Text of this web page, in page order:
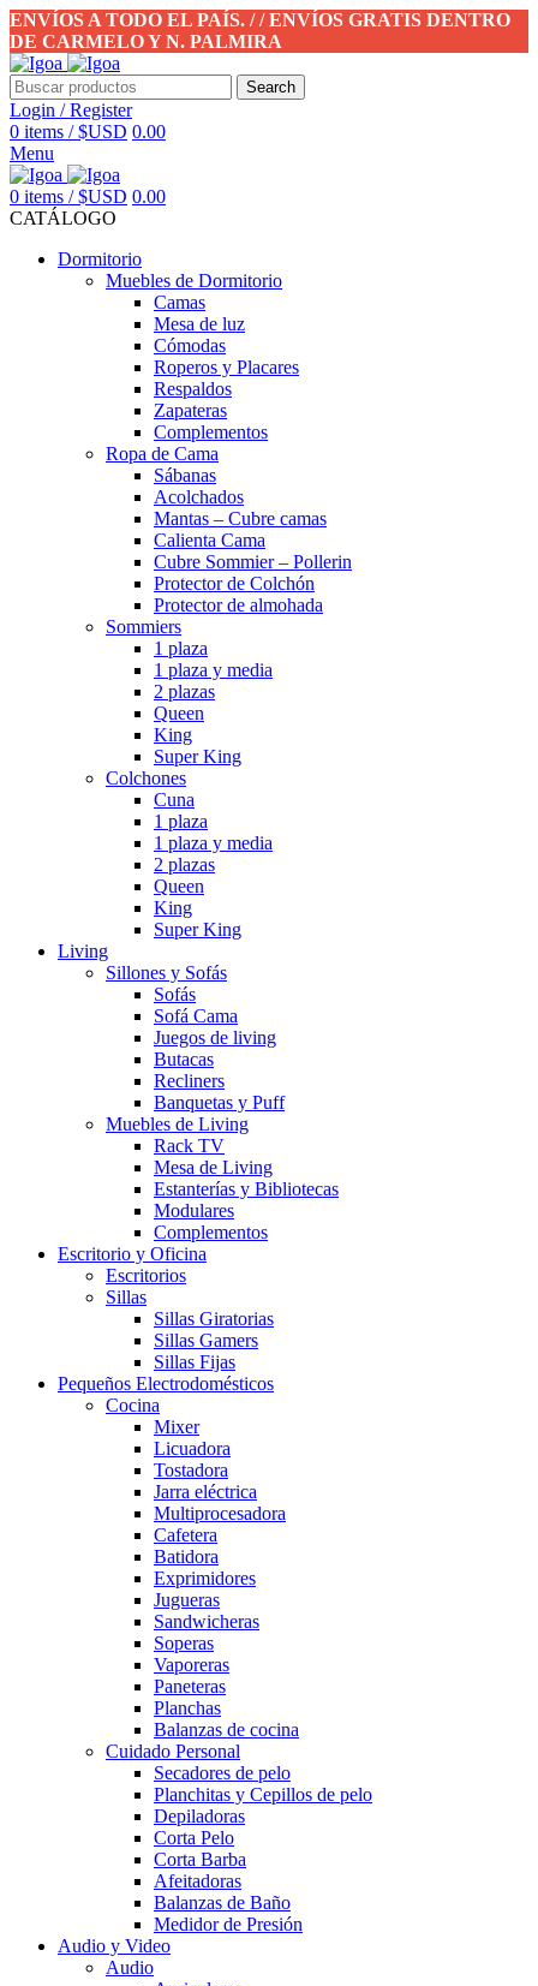
ENVÍOS A TODO EL PAÍS. / / ENVÍOS GRATIS DENTRO
DE CARMELO Y N. PALMIRA
Search
Login / Register
0 items / $USD 0.00
Menu
0 items / $USD 0.00
CATÁLOGO
Dormitorio
Muebles de Dormitorio
Camas
Mesa de luz
Cómodas
Roperos y Placares
Respaldos
Zapateras
Complementos
Ropa de Cama
Sábanas
Acolchados
Mantas – Cubre camas
Calienta Cama
Cubre Sommier – Pollerin
Protector de Colchón
Protector de almohada
Sommiers
1 plaza
1 plaza y media
2 plazas
Queen
King
Super King
Colchones
Cuna
1 plaza
1 plaza y media
2 plazas
Queen
King
Super King
Living
Sillones y Sofás
Sofás
Sofá Cama
Juegos de living
Butacas
Recliners
Banquetas y Puff
Muebles de Living
Rack TV
Mesa de Living
Estanterías y Bibliotecas
Modulares
Complementos
Escritorio y Oficina
Escritorios
Sillas
Sillas Giratorias
Sillas Gamers
Sillas Fijas
Pequeños Electrodomésticos
Cocina
Mixer
Licuadora
Tostadora
Jarra eléctrica
Multiprocesadora
Cafetera
Batidora
Exprimidores
Jugueras
Sandwicheras
Soperas
Vaporeras
Paneteras
Planchas
Balanzas de cocina
Cuidado Personal
Secadores de pelo
Planchitas y Cepillos de pelo
Depiladoras
Corta Pelo
Corta Barba
Afeitadoras
Balanzas de Baño
Medidor de Presión
Audio y Video
Audio